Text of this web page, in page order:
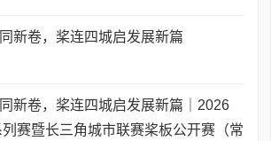
新卷，桨连四城启发展新篇
新卷，桨连四城启发展新篇｜2026
赛暨长三角城市联赛桨板公开赛（常